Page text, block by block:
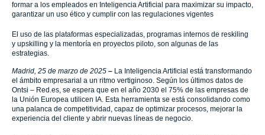
formar a los empleados en Inteligencia Artificial para maximizar su impacto,
garantizar un uso ético y cumplir con las regulaciones vigentes
El uso de las plataformas especializadas, programas internos de reskiling
y upskilling y la mentoría en proyectos piloto, son algunas de las
estrategias.
Madrid, 25 de marzo de 2025 – La Inteligencia Artificial está transformando
el ámbito empresarial a un ritmo vertiginoso. Según los últimos datos de
Ontsi – Red.es, se espera que en el año 2030 el 75% de las empresas de
la Unión Europea utilicen IA. Esta herramienta se está consolidando como
una palanca de competitividad, capaz de optimizar procesos, mejorar la
experiencia del cliente y abrir nuevas líneas de negocio.